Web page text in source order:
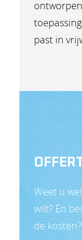
past in
Weet u
wilt? En
de